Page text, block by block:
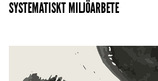
SYSTEMATISKT MILJÖARBETE